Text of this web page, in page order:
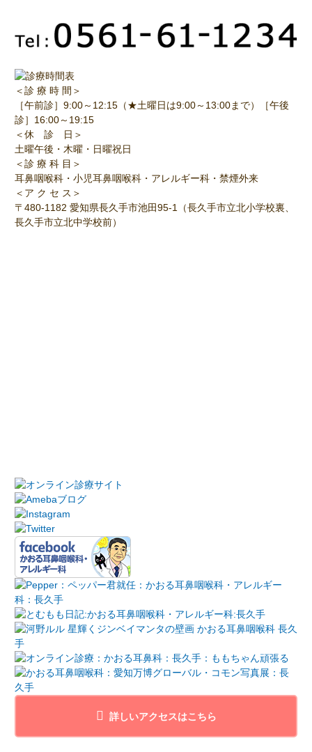
＜診 療 時 間＞
［午前診］9:00～12:15（★土曜日は9:00～13:00まで）［午後
診］16:00～19:15
＜休 診 日＞
土曜午後・木曜・日曜祝日
＜診 療 科 目＞
耳鼻咽喉科・小児耳鼻咽喉科・アレルギー科・禁煙外来
＜ア ク セ ス＞
〒480-1182 愛知県長久手市池田95-1（長久手市立北小学校裏、
長久手市立北中学校前）
詳しいアクセスはこちら